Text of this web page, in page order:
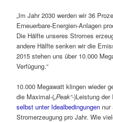
„Im Jahr 2030 werden wir 36
Erneuerbare-Energien-Anlagen
Die Hälfte unseres Stromes
andere Hälfte senken wir die
2015 stehen uns über 10.000
Verfügung.“
10.000 Megawatt klingen wieder
die Maximal-(„Peak“-)Leistung der
selbst unter Idealbedingungen nur
Stromerzeugung pro Jahr. Wie